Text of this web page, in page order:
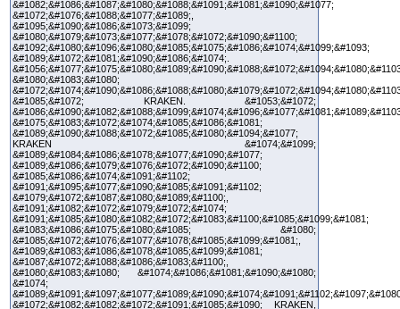
&#1082;&#1086;&#1087;&#1080;&#1088;&#1091;&#1081;&#1090;&#1077;
&#1072;&#1076;&#1088;&#1077;&#1089;,
&#1095;&#1090;&#1086;&#1073;&#1099;
&#1080;&#1079;&#1073;&#1077;&#1078;&#1072;&#1090;&#1100;
&#1092;&#1080;&#1096;&#1080;&#1085;&#1075;&#1086;&#1074;&#1099;&#1093;
&#1089;&#1072;&#1081;&#1090;&#1086;&#1074;.
&#1080;&#1083;&#1080;
&#1085;&#1072; KRAKEN. &#1053;&#1072;
&#1075;&#1083;&#1072;&#1074;&#1085;&#1086;&#1081;
&#1089;&#1090;&#1088;&#1072;&#1085;&#1080;&#1094;&#1077;
KRAKEN &#1074;&#1099;
&#1089;&#1084;&#1086;&#1078;&#1077;&#1090;&#1077;
&#1089;&#1086;&#1079;&#1076;&#1072;&#1090;&#1100;
&#1085;&#1086;&#1074;&#1091;&#1102;
&#1091;&#1095;&#1077;&#1090;&#1085;&#1091;&#1102;
&#1079;&#1072;&#1087;&#1080;&#1089;&#1100;,
&#1091;&#1082;&#1072;&#1079;&#1072;&#1074;
&#1091;&#1085;&#1080;&#1082;&#1072;&#1083;&#1100;&#1085;&#1099;&#1081;
&#1083;&#1086;&#1075;&#1080;&#1085; &#1080;
&#1085;&#1072;&#1076;&#1077;&#1078;&#1085;&#1099;&#1081;,
&#1089;&#1083;&#1086;&#1078;&#1085;&#1099;&#1081;
&#1087;&#1072;&#1088;&#1086;&#1083;&#1100;,
&#1080;&#1083;&#1080; &#1074;&#1086;&#1081;&#1090;&#1080;
&#1074;
&#1072;&#1082;&#1082;&#1072;&#1091;&#1085;&#1090; KRAKEN,